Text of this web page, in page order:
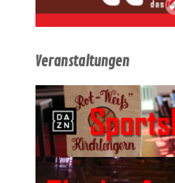
Veranstaltungen